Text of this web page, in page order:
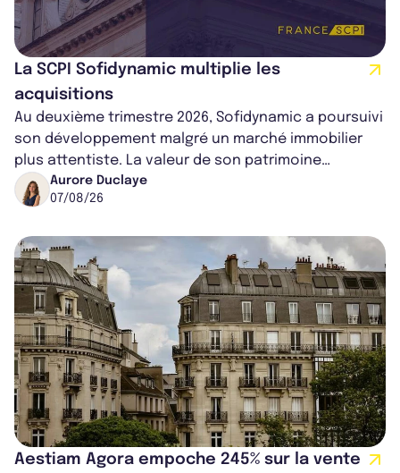
La SCPI Sofidynamic multiplie les
acquisitions
Au deuxième trimestre 2026, Sofidynamic a poursuivi
son développement malgré un marché immobilier
plus attentiste. La valeur de son patrimoine
progresse de 3,8% à périmètre constan...
Aurore Duclaye
07/08/26
Aestiam Agora empoche 245% sur la vente